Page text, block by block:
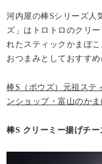
河内屋の棒Sシリーズ人
ズ」はトロトロのクリ
れたスティックかまぼ
おつまみとしておすすめ
棒S（ボウズ）元祖ステ
ンショップ・富山のか
棒S クリーミー揚げチー